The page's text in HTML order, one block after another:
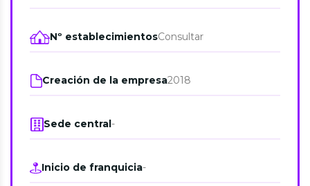
Nº establecimientosConsultar
Creación de la empresa2018
Sede central-
Inicio de franquicia-